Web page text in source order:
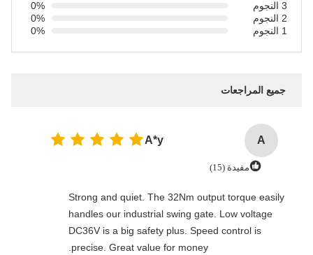
3 النجوم
0%
2 النجوم
0%
1 النجوم
0%
جميع المراجعات
A
A*y
مفيدة (15)
Strong and quiet. The 32Nm output torque easily
handles our industrial swing gate. Low voltage
DC36V is a big safety plus. Speed control is
precise. Great value for money.